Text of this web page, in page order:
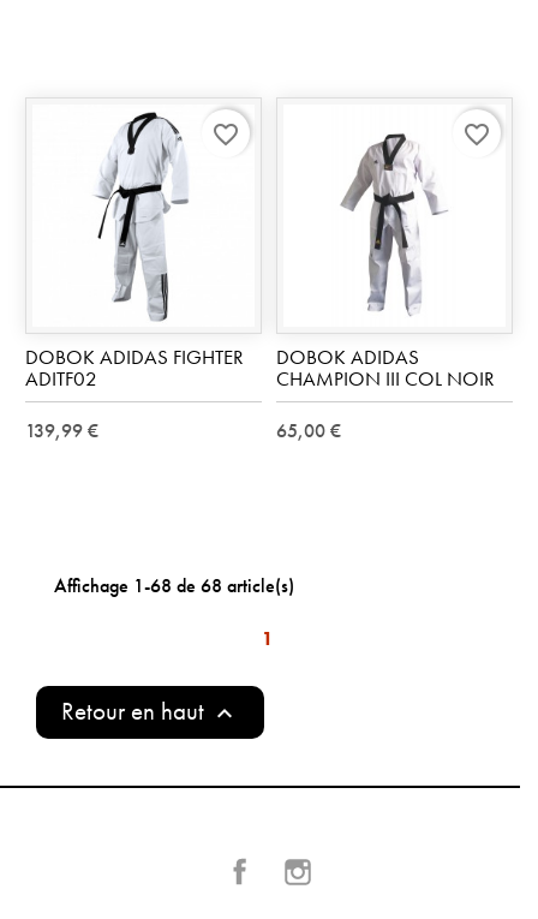
DOBOK ADIDAS FIGHTER
ADITF02
139,99 €
favorite_border
DOBOK ADIDAS
CHAMPION III COL NOIR
65,00 €
favorite_border
Affichage 1-68 de 68 article(s)
1
Retour en haut 
Facebook